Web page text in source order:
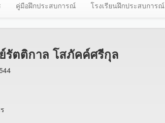
คู่มือฝึกประสบการณ์ โรงเรียนฝึกประสบการณ์
รัตติกาล โสภัคค์ศรีกุล